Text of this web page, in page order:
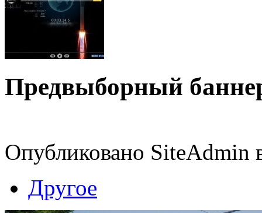
Предвыборный
Опубликовано SiteAdmin
Другое